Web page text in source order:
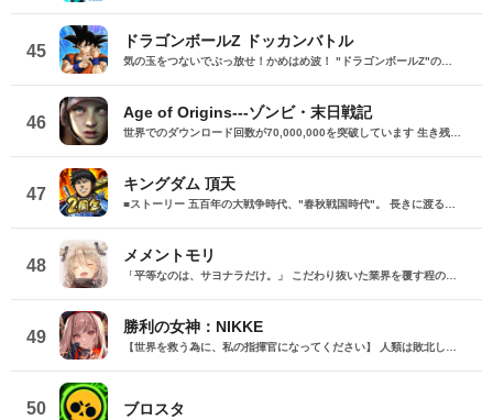
45
ドラゴンボールZ ドッカンバトル
46
Age of Origins---ゾンビ・末日戦記
47
キングダム 頂天
48
メメントモリ
49
勝利の女神：NIKKE
50 ブロスタ